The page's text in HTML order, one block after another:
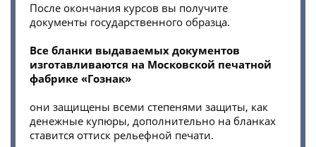
После окончания курсов вы получите
документы государственного образца.
Все бланки выдаваемых документов
изготавливаются на Московской печатной
фабрике «Гознак»
они защищены всеми степенями защиты, как
денежные купюры, дополнительно на бланках
ставится оттиск рельефной печати.